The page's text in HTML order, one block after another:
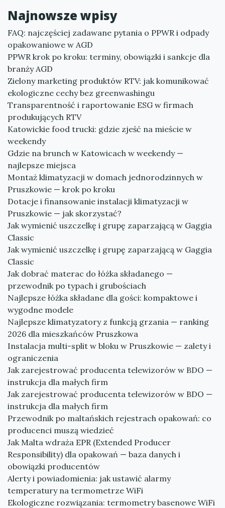
Najnowsze wpisy
FAQ: najczęściej zadawane pytania o PPWR i odpady
opakowaniowe w AGD
PPWR krok po kroku: terminy, obowiązki i sankcje dla
branży AGD
Zielony marketing produktów RTV: jak komunikować
ekologiczne cechy bez greenwashingu
Transparentność i raportowanie ESG w firmach
produkujących RTV
Katowickie food trucki: gdzie zjeść na mieście w
weekendy
Gdzie na brunch w Katowicach w weekendy —
najlepsze miejsca
Montaż klimatyzacji w domach jednorodzinnych w
Pruszkowie — krok po kroku
Dotacje i finansowanie instalacji klimatyzacji w
Pruszkowie — jak skorzystać?
Jak wymienić uszczelkę i grupę zaparzającą w Gaggia
Classic
Jak wymienić uszczelkę i grupę zaparzającą w Gaggia
Classic
Jak dobrać materac do łóżka składanego —
przewodnik po typach i grubościach
Najlepsze łóżka składane dla gości: kompaktowe i
wygodne modele
Najlepsze klimatyzatory z funkcją grzania — ranking
2026 dla mieszkańców Pruszkowa
Instalacja multi-split w bloku w Pruszkowie — zalety i
ograniczenia
Jak zarejestrować producenta telewizorów w BDO —
instrukcja dla małych firm
Jak zarejestrować producenta telewizorów w BDO —
instrukcja dla małych firm
Przewodnik po maltańskich rejestrach opakowań: co
producenci muszą wiedzieć
Jak Malta wdraża EPR (Extended Producer
Responsibility) dla opakowań — baza danych i
obowiązki producentów
Alerty i powiadomienia: jak ustawić alarmy
temperatury na termometrze WiFi
Ekologiczne rozwiązania: termometry basenowe WiFi